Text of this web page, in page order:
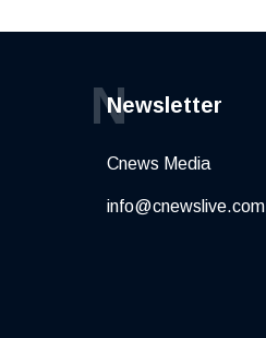
Newsletter
N
Cnews Media
info@cnewslive.com